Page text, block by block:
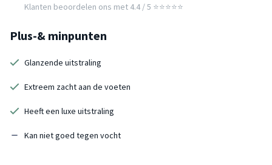
Klanten beoordelen ons met 4.4 / 5 ⭐⭐⭐⭐⭐
Plus-& minpunten
Glanzende uitstraling
Extreem zacht aan de voeten
Heeft een luxe uitstraling
Kan niet goed tegen vocht